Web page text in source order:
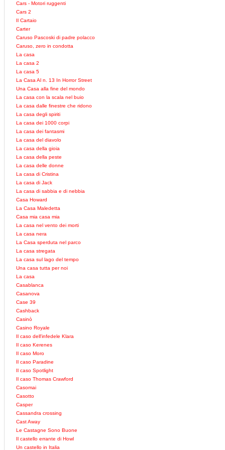
Cars - Motori ruggenti
Cars 2
Il Cartaio
Carter
Caruso Pascoski di padre polacco
Caruso, zero in condotta
La casa
La casa 2
La casa 5
La Casa Al n. 13 In Horror Street
Una Casa alla fine del mondo
La casa con la scala nel buio
La casa dalle finestre che ridono
La casa degli spiriti
La casa dei 1000 corpi
La casa dei fantasmi
La casa del diavolo
La casa della gioia
La casa della peste
La casa delle donne
La casa di Cristina
La casa di Jack
La casa di sabbia e di nebbia
Casa Howard
La Casa Maledetta
Casa mia casa mia
La casa nel vento dei morti
La casa nera
La Casa sperduta nel parco
La casa stregata
La casa sul lago del tempo
Una casa tutta per noi
La casa
Casablanca
Casanova
Case 39
Cashback
Casinò
Casino Royale
Il caso dell'infedele Klara
Il caso Kerenes
Il caso Moro
Il caso Paradine
Il caso Spotlight
Il caso Thomas Crawford
Casomai
Casotto
Casper
Cassandra crossing
Cast Away
Le Castagne Sono Buone
Il castello errante di Howl
Un castello in Italia